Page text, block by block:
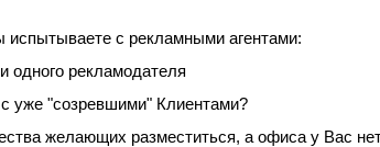
испытываете с рекламными агентами:
одного рекламодателя
уже "созревшими" Клиентами?
желающих разместиться, а офиса у Вас